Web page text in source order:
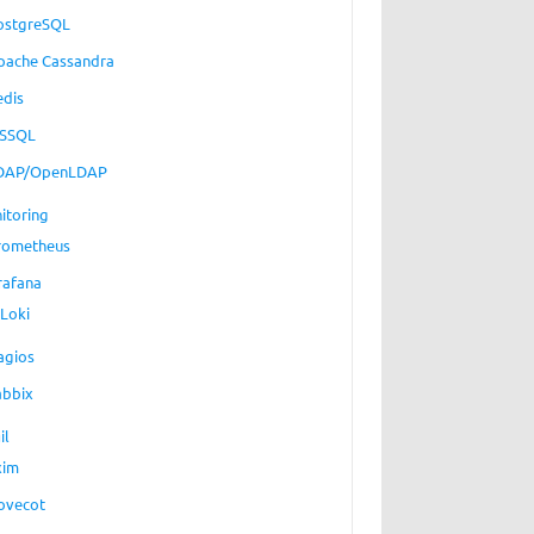
Cassandra
OpenLDAP
Loki